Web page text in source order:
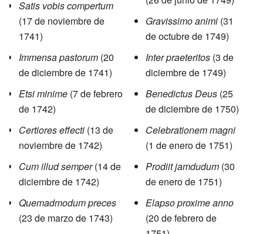
Satis vobis compertum
(17 de noviembre de
1741)
Immensa pastorum (20
de diciembre de 1741)
Etsi minime (7 de febrero
de 1742)
Certiores effecti (13 de
noviembre de 1742)
Cum illud semper(14 de
diciembre de 1742)
Quemadmodum preces
(23 de marzo de 1743)
Gravissimo animi (31
de octubre de 1749)
Inter praeteritos (3 de
diciembre de 1749)
Benedictus Deus (25
de diciembre de 1750)
Celebrationem magni
(1 de enero de 1751)
Prodiit jamdudum (30
de enero de 1751)
Elapso proxime anno
(20 de febrero de